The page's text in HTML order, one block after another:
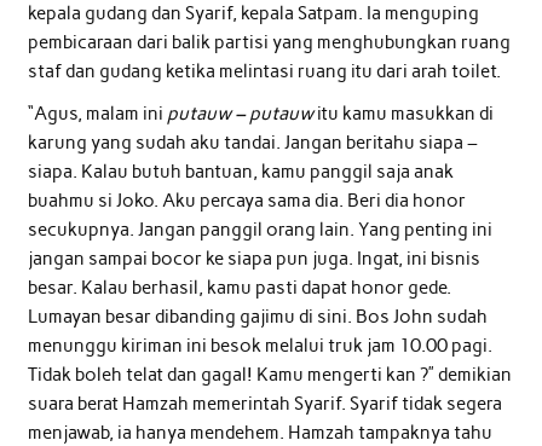
kepala gudang dan Syarif, kepala Satpam. Ia menguping
pembicaraan dari balik partisi yang menghubungkan ruang
staf dan gudang ketika melintasi ruang itu dari arah toilet.
“Agus, malam ini putauw – putauwitu kamu masukkan di
karung yang sudah aku tandai. Jangan beritahu siapa –
siapa. Kalau butuh bantuan, kamu panggil saja anak
buahmu si Joko. Aku percaya sama dia. Beri dia honor
secukupnya. Jangan panggil orang lain. Yang penting ini
jangan sampai bocor ke siapa pun juga. Ingat, ini bisnis
besar. Kalau berhasil, kamu pasti dapat honor gede.
Lumayan besar dibanding gajimu di sini. Bos John sudah
menunggu kiriman ini besok melalui truk jam 10.00 pagi.
Tidak boleh telat dan gagal! Kamu mengerti kan ?” demikian
suara berat Hamzah memerintah Syarif. Syarif tidak segera
menjawab, ia hanya mendehem. Hamzah tampaknya tahu